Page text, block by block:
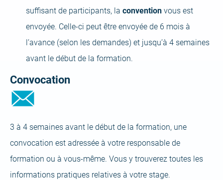
suffisant de participants, la convention vous est
envoyée. Celle-ci peut être envoyée de 6 mois à
l’avance (selon les demandes) et jusqu’à 4 semaines
avant le début de la formation.
Convocation
3 à 4 semaines avant le début de la formation, une
convocation est adressée à votre responsable de
formation ou à vous-même. Vous y trouverez toutes les
informations pratiques relatives à votre stage.